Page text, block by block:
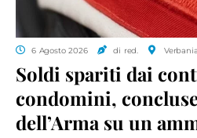
6 Agosto 2026 di red. Verbania
Soldi spariti dai
condomini,
dell’Arma su un